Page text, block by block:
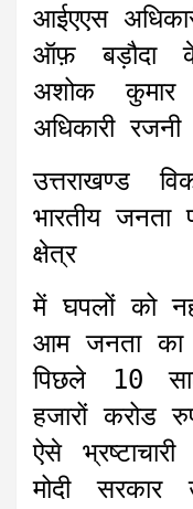
आईएएस
ऑफ़ बड़ौदा के
अशोक
अधिकारी
उत्तराखण्ड
भारतीय जनता
क्षेत्र
में घपलों को
आम जनता का
पिछले 10
हजारों करोड
ऐसे
मोदी सरकार